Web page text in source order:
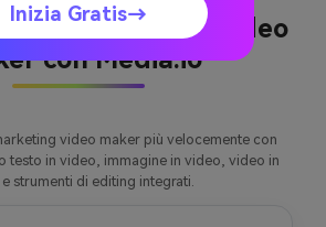
un Marketing Video
con Media.io
video maker più velocemente con
testo in video, immagine in video, video in
strumenti di editing integrati.
Inizia Gratis→